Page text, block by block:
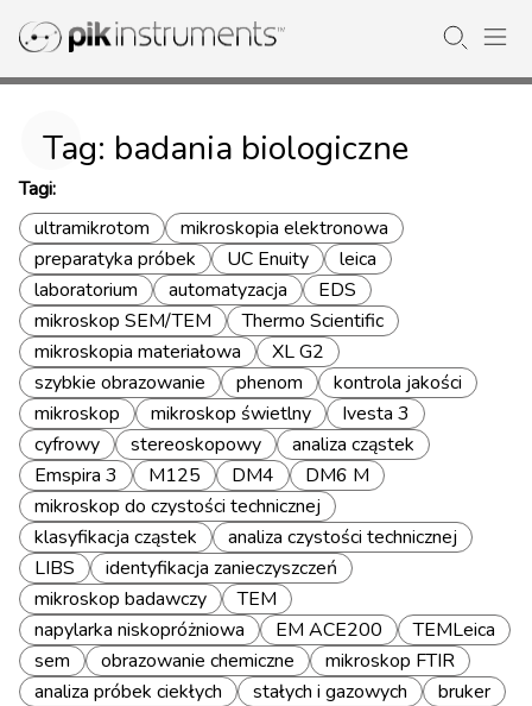
Tag: badania biologiczne
Tagi:
ultramikrotom
mikroskopia elektronowa
preparatyka próbek
UC Enuity
leica
laboratorium
automatyzacja
EDS
mikroskop SEM/TEM
Thermo Scientific
mikroskopia materiałowa
XL G2
szybkie obrazowanie
phenom
kontrola jakości
mikroskop
mikroskop świetlny
Ivesta 3
cyfrowy
stereoskopowy
analiza cząstek
Emspira 3
M125 DM4
DM6 M
mikroskop do czystości technicznej
klasyfikacja cząstek
analiza czystości technicznej
LIBS
identyfikacja zanieczyszczeń
mikroskop badawczy
TEM
napylarka niskopróżniowa
EM ACE200
TEMLeica
sem
obrazowanie chemiczne
mikroskop FTIR
analiza próbek ciekłych
stałych i gazowych
bruker